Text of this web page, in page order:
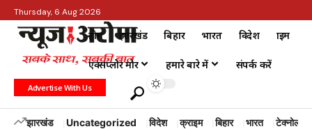
Thursday, 6 Aug 2026
होम झारखंड बिहार भारत विदेश क्राइम
एक्सप्लोर मोर हमारे बारे में संपर्क करें
Advertise With Us
झारखंड Uncategorized विदेश क्राइम बिहार भारत टेक्नोलॉजी